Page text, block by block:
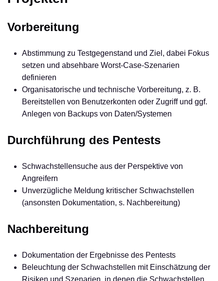
Vorbereitung
Abstimmung zu Testgegenstand und Ziel, dabei Fokus
setzen und absehbare Worst-Case-Szenarien
definieren
Organisatorische und technische Vorbereitung, z. B.
Bereitstellen von Benutzerkonten oder Zugriff und ggf.
Anlegen von Backups von Daten/Systemen
Durchführung des Pentests
Schwachstellensuche aus der Perspektive von
Angreifern
Unverzügliche Meldung kritischer Schwachstellen
(ansonsten Dokumentation, s. Nachbereitung)
Nachbereitung
Dokumentation der Ergebnisse des Pentests
Beleuchtung der Schwachstellen mit Einschätzung der
Risiken und Szenarien, in denen die Schwachstellen